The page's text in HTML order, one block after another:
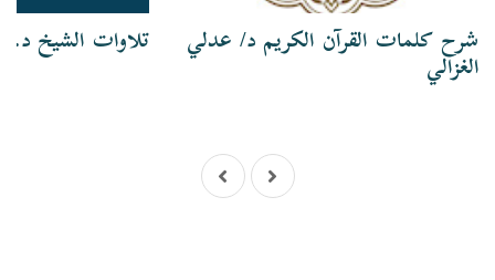
شرح كلمات القرآن الكريم د/ عدلي
الغزالي
تلاوات الشيخ د.